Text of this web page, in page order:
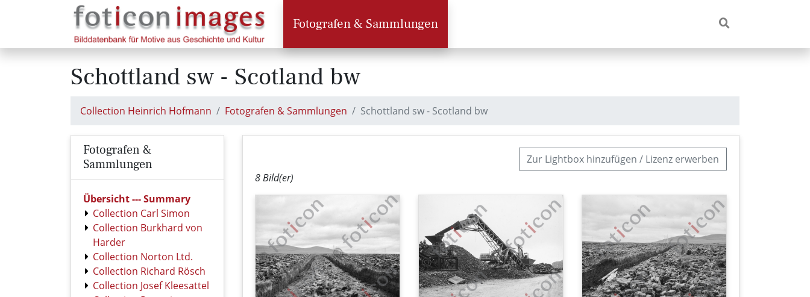
Fotografen & Sammlungen
Schottland sw - Scotland bw
Collection Heinrich Hofmann Fotografen & Sammlungen Schottland sw - Scotland bw
Fotografen &
Sammlungen
Übersicht --- Summary
Collection Carl Simon
Collection Burkhard von
Harder
Collection Norton Ltd.
Collection Richard Rösch
Collection Josef Kleesattel
Zur Lightbox hinzufügen / Lizenz erwerben
8 Bild(er)